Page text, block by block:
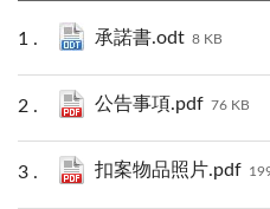
承諾書.odt 8 KB
公告事項.pdf 76 KB
扣案物品照片.pdf